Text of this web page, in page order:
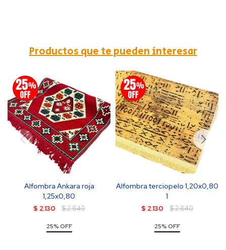
Productos que te pueden interesar
Alfombra Ankara roja
1,25x0,80
$ 2.130 $2.840
25% OFF
Alfombra terciopelo 1,20x0,80
1
$ 2.130 $2.840
25% OFF